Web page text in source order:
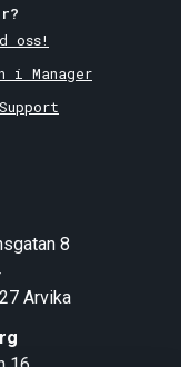
oss!
i Manager
8
Arvika